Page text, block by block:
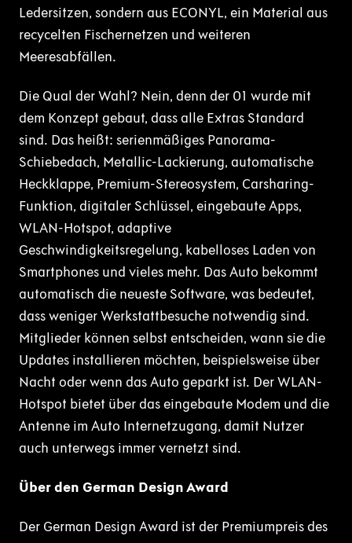
Ledersitzen, sondern aus ECONYL, ein Material aus
recycelten Fischernetzen und weiteren
Meeresabfällen.
Die Qual der Wahl? Nein, denn der 01 wurde mit
dem Konzept gebaut, dass alle Extras Standard
sind. Das heißt: serienmäßiges Panorama-
Schiebedach, Metallic-Lackierung, automatische
Heckklappe, Premium-Stereosystem, Carsharing-
Funktion, digitaler Schlüssel, eingebaute Apps,
WLAN-Hotspot, adaptive
Geschwindigkeitsregelung, kabelloses Laden von
Smartphones und vieles mehr. Das Auto bekommt
automatisch die neueste Software, was bedeutet,
dass weniger Werkstattbesuche notwendig sind.
Mitglieder können selbst entscheiden, wann sie die
Updates installieren möchten, beispielsweise über
Nacht oder wenn das Auto geparkt ist. Der WLAN-
Hotspot bietet über das eingebaute Modem und die
Antenne im Auto Internetzugang, damit Nutzer
auch unterwegs immer vernetzt sind.
Über den German Design Award
Der German Design Award ist der Premiumpreis des